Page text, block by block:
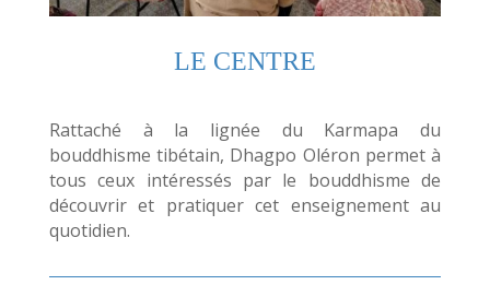
LE CENTRE
Rattaché à la lignée du Karmapa du
bouddhisme tibétain, Dhagpo Oléron permet à
tous ceux intéressés par le bouddhisme de
découvrir et pratiquer cet enseignement au
quotidien.